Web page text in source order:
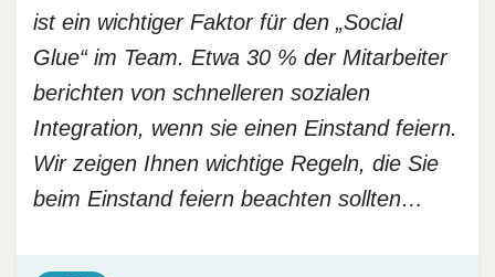
ist ein wichtiger Faktor für den „Social
Glue“ im Team. Etwa 30 % der Mitarbeiter
berichten von schnelleren sozialen
Integration, wenn sie einen Einstand feiern.
Wir zeigen Ihnen wichtige Regeln, die Sie
beim Einstand feiern beachten sollten…